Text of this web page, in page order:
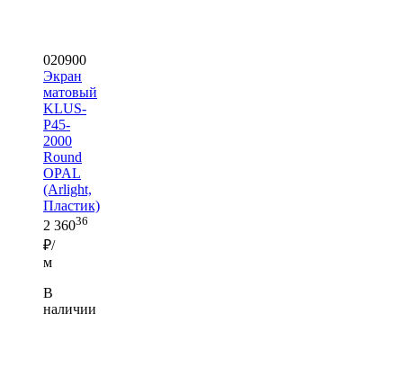
020900
Экран
матовый
KLUS-
P45-
2000
Round
OPAL
(Arlight,
Пластик)
2 36036
₽/
м
В
наличии